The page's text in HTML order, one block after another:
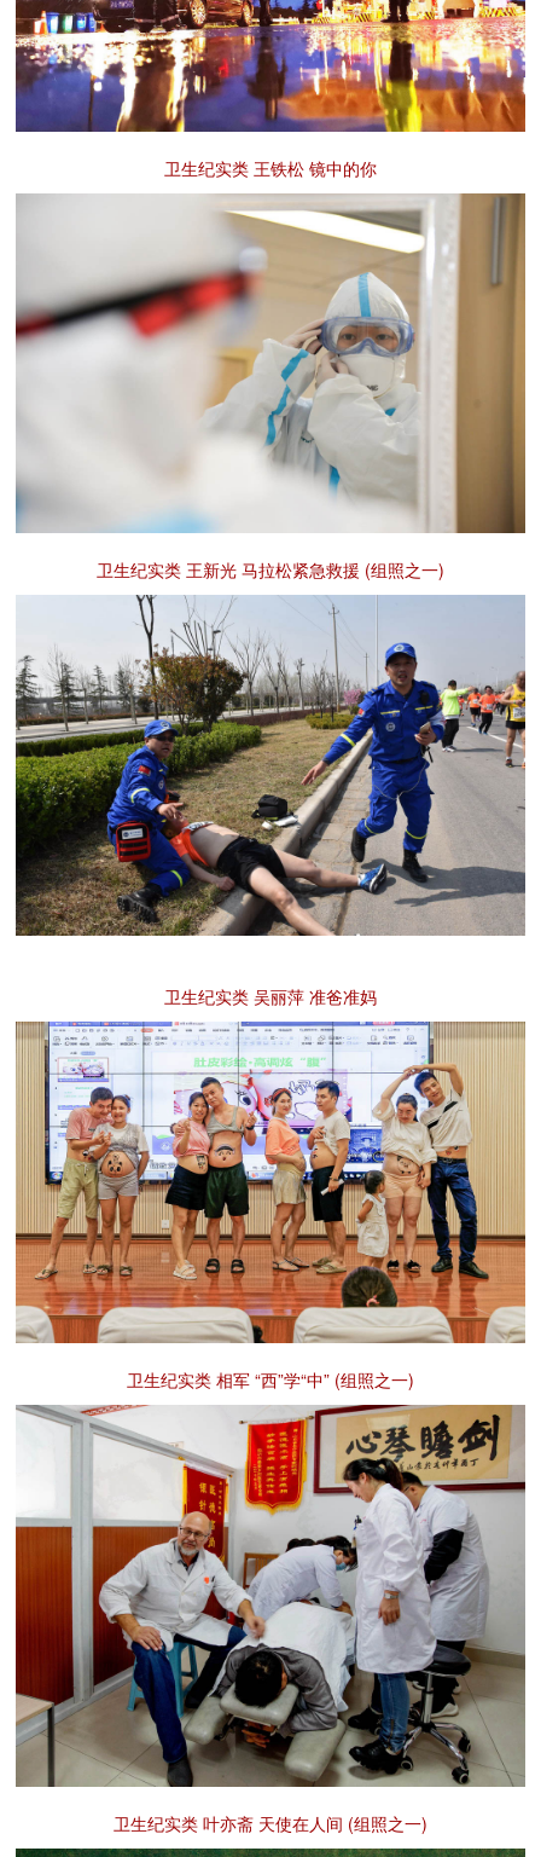
卫生纪实类 王铁松 镜中的你
卫生纪实类 王新光 马拉松紧急救援 (组照之一)
卫生纪实类 吴丽萍 准爸准妈
卫生纪实类 相军 “西”学“中” (组照之一)
卫生纪实类 叶亦斋 天使在人间 (组照之一)